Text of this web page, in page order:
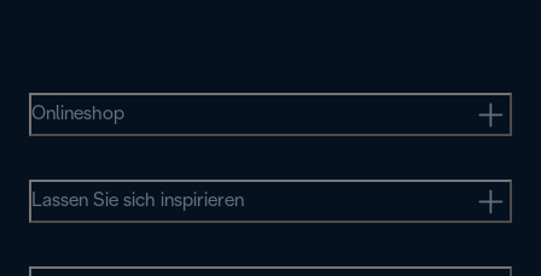
Onlineshop
Lassen Sie sich inspirieren